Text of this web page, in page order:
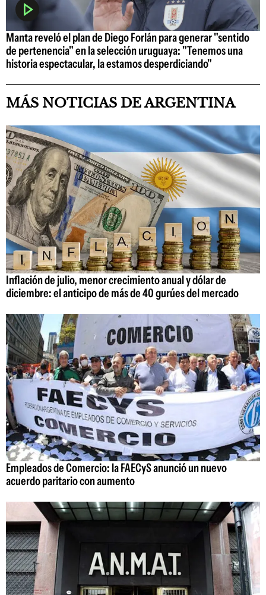
Manta reveló el plan de Diego Forlán para generar "sentido
de pertenencia" en la selección uruguaya: "Tenemos una
historia espectacular, la estamos desperdiciando"
MÁS NOTICIAS DE ARGENTINA
Inflación de julio, menor crecimiento anual y dólar de
diciembre: el anticipo de más de 40 gurúes del mercado
Empleados de Comercio: la FAECyS anunció un nuevo
acuerdo paritario con aumento